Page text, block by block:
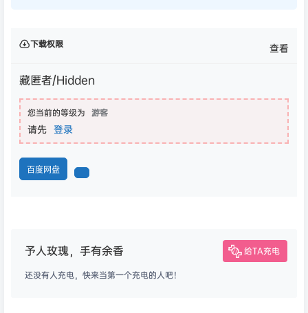
下载权限 查看
藏匿者/Hidden
您当前的等级为 游客
请先 登录
百度网盘
予人玫瑰，手有余香 给TA充电
还没有人充电，快来当第一个充电的人吧！